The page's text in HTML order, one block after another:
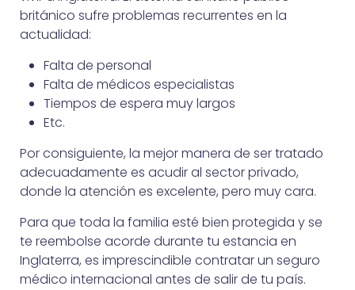
británico sufre problemas recurrentes en la
actualidad:
Falta de personal
Falta de médicos especialistas
Tiempos de espera muy largos
Etc.
Por consiguiente, la mejor manera de ser tratado
adecuadamente es acudir al sector privado,
donde la atención es excelente, pero muy cara.
Para que toda la familia esté bien protegida y se
te reembolse acorde durante tu estancia en
Inglaterra, es imprescindible contratar un seguro
médico internacional antes de salir de tu país.